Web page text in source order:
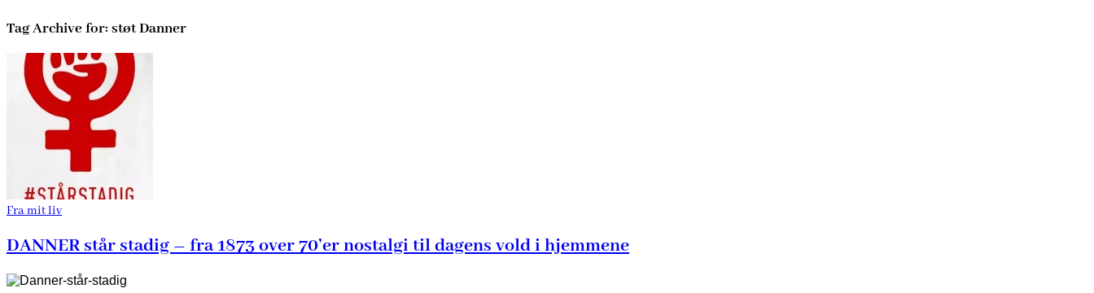
Tag Archive for: støt Danner
Fra mit liv
DANNER står stadig – fra 1873 over 70’er nostalgi til dagens vold i hjemmene